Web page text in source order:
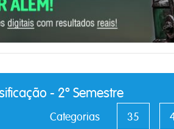
- 2º Semestre
Categorias 35